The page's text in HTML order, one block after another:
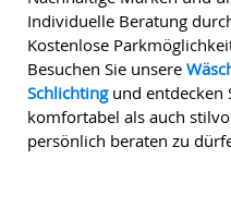
Individuelle Beratung
Kostenlose
Besuchen Sie unsere
Schlichtingund entdecken
komfortabel als auch
persönlich beraten zu